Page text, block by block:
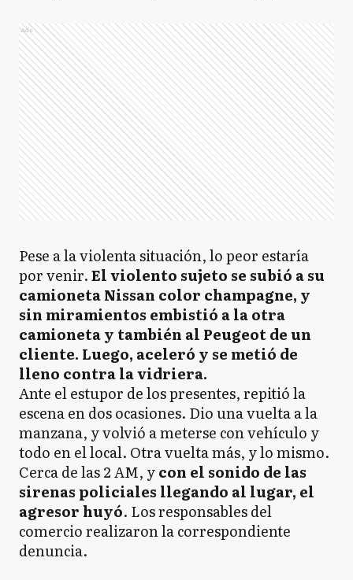
Ads
Pese a la violenta situación, lo peor estaría
por venir.El violento sujeto se subió a su
camioneta Nissan color champagne, y
sin miramientos embistió a la otra
camioneta y también al Peugeot de un
cliente. Luego, aceleró y se metió de
lleno contra la vidriera.
Ante el estupor de los presentes, repitió la
escena en dos ocasiones. Dio una vuelta a la
manzana, y volvió a meterse con vehículo y
todo en el local. Otra vuelta más, y lo mismo.
Cerca de las 2 AM, ycon el sonido de las
sirenas policiales llegando al lugar, el
agresor huyó. Los responsables del
comercio realizaron la correspondiente
denuncia.